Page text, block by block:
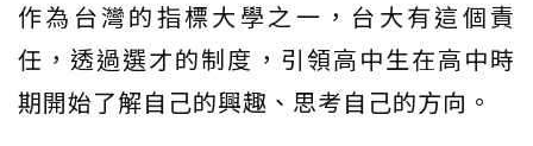
作為台灣的指標大學之一，台大有這個責
任，透過選才的制度，引領高中生在高中時
期開始了解自己的興趣、思考自己的方向。